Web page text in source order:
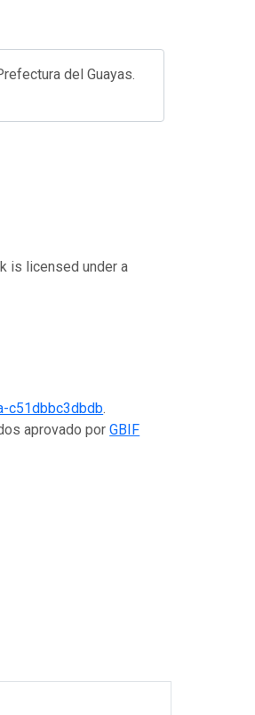
del Guayas.
is licensed under a
c51dbbc3dbdb.
aprovado porGBIF